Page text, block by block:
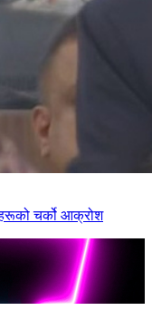
चर्को आक्रोश